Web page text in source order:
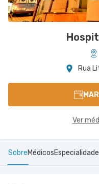
Rua
Ver
SobreMédicos